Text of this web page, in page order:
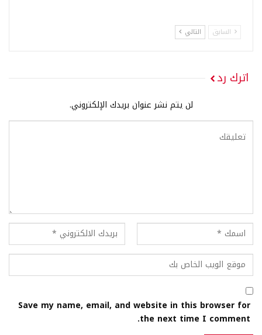
السابق التالي
اترك رد
لن يتم نشر عنوان بريدك الإلكتروني.
Save my name, email, and website in this browser for
the next time I comment.